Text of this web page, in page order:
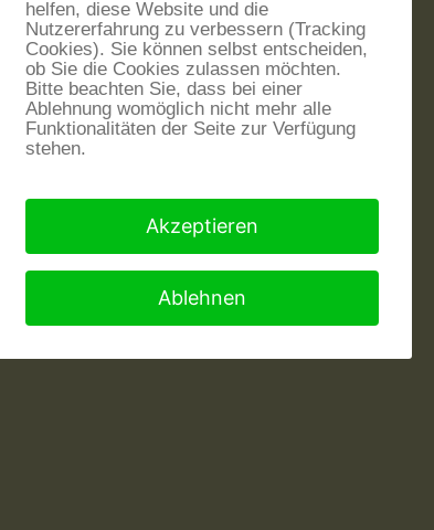
helfen, diese Website und die
Nutzererfahrung zu verbessern (Tracking
Cookies). Sie können selbst entscheiden,
ob Sie die Cookies zulassen möchten.
Bitte beachten Sie, dass bei einer
Ablehnung womöglich nicht mehr alle
Funktionalitäten der Seite zur Verfügung
stehen.
Akzeptieren
Ablehnen